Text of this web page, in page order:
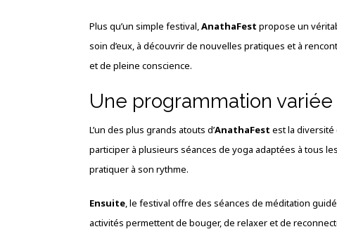
Plus qu’un simple festival,AnathaFest propose un
soin d’eux, à découvrir de nouvelles pratiques et à
et de pleine conscience.
Une programmation
L’un des plus grands atouts d’AnathaFest est la diversité
participer à plusieurs séances de yoga adaptées à tous
pratiquer à son rythme.
Ensuite, le festival offre des séances de méditation
activités permettent de bouger, de relaxer et de